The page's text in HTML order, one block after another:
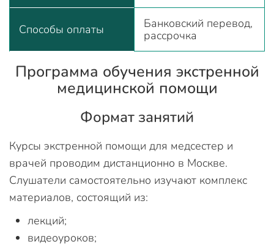
Способы оплаты
Банковский перевод,
рассрочка
Программа обучения экстренной
медицинской помощи
Формат занятий
Курсы экстренной помощи для медсестер и
врачей проводим дистанционно в Москве.
Слушатели самостоятельно изучают комплекс
материалов, состоящий из:
лекций;
видеоуроков;